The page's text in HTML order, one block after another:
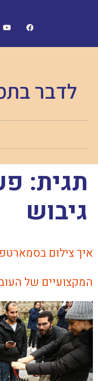
לדבר
תגית:
גיבוש
איך צילום
המקצועיים של